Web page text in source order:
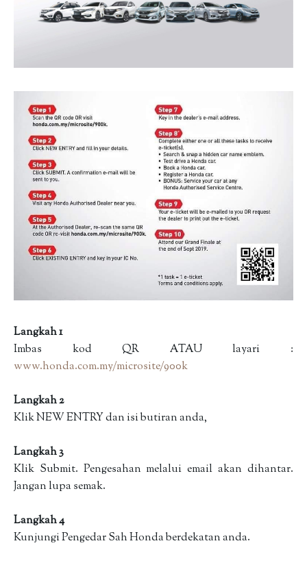
Langkah 1
Imbas kod QR ATAU layari :
www.honda.com.my/microsite/900k
Langkah 2
Klik NEW ENTRY dan isi butiran anda,
Langkah 3
Klik Submit. Pengesahan melalui email akan dihantar.
Jangan lupa semak.
Langkah 4
Kunjungi Pengedar Sah Honda berdekatan anda.